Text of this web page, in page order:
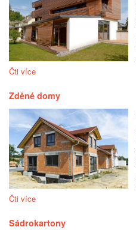
Čti více
Zděné domy
Čti více
Sádrokartony